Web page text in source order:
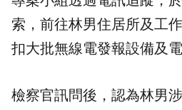
索，前往林男住居所及工
扣大批無線電發報設備及電
檢察官訊問後，認為林男